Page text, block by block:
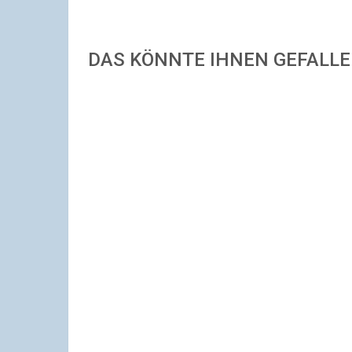
DAS KÖNNTE IHNEN